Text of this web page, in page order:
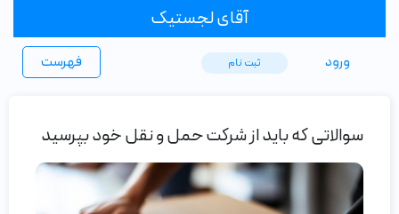
آقای لجستیک
فهرست ورود ثبت ‌نام
سوالاتی که باید از شرکت حمل و نقل خود بپرسید